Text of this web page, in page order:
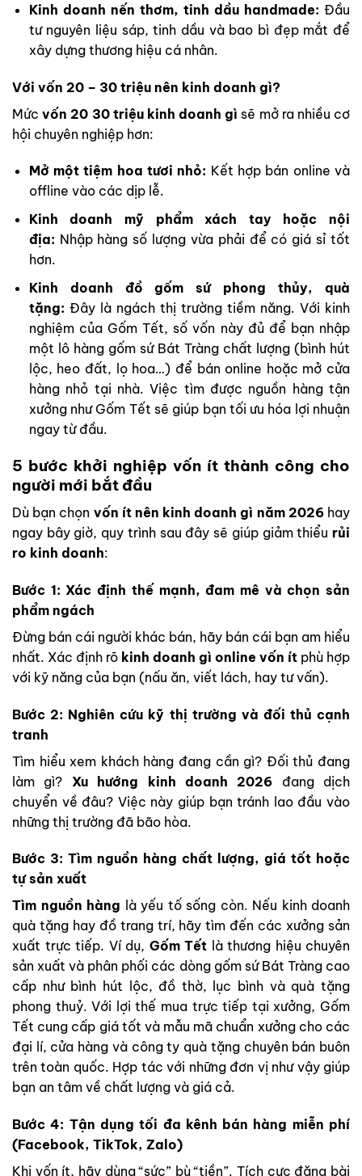
Kinh doanh nến thơm, tinh dầu handmade: Đầu
tư nguyên liệu sáp, tinh dầu và bao bì đẹp mắt để
xây dựng thương hiệu cá nhân.
Với vốn 20 – 30 triệu nên kinh doanh gì?
Mứcvốn 20 30 triệu kinh doanh gì sẽ mở ra nhiều cơ
hội chuyên nghiệp hơn:
Mở một tiệm hoa tươi nhỏ: Kết hợp bán online và
offline vào các dịp lễ.
Kinh doanh mỹ phẩm xách tay hoặc nội
địa: Nhập hàng số lượng vừa phải để có giá sỉ tốt
hơn.
Kinh doanh đồ gốm sứ phong thủy, quà
tặng: Đây là ngách thị trường tiềm năng. Với kinh
nghiệm của Gốm Tết, số vốn này đủ để bạn nhập
một lô hàng gốm sứ Bát Tràng chất lượng (bình hút
lộc, heo đất, lọ hoa…) để bán online hoặc mở cửa
hàng nhỏ tại nhà. Việc tìm được nguồn hàng tận
xưởng như Gốm Tết sẽ giúp bạn tối ưu hóa lợi nhuận
ngay từ đầu.
5 bước khởi nghiệp vốn ít thành công cho
người mới bắt đầu
Dù bạn chọn vốn ít nên kinh doanh gì năm 2026hay
ngay bây giờ, quy trình sau đây sẽ giúp giảm thiểu rủi
ro kinh doanh:
Bước 1: Xác định thế mạnh, đam mê và chọn sản
phẩm ngách
Đừng bán cái người khác bán, hãy bán cái bạn am hiểu
nhất. Xác định rõ kinh doanh gì online vốn ít phù hợp
với kỹ năng của bạn (nấu ăn, viết lách, hay tư vấn).
Bước 2: Nghiên cứu kỹ thị trường và đối thủ cạnh
tranh
Tìm hiểu xem khách hàng đang cần gì? Đối thủ đang
làm gì? Xu hướng kinh doanh 2026 đang dịch
chuyển về đâu? Việc này giúp bạn tránh lao đầu vào
những thị trường đã bão hòa.
Bước 3: Tìm nguồn hàng chất lượng, giá tốt hoặc
tự sản xuất
Tìm nguồn hàng là yếu tố sống còn. Nếu kinh doanh
quà tặng hay đồ trang trí, hãy tìm đến các xưởng sản
xuất trực tiếp. Ví dụ, Gốm Tết là thương hiệu chuyên
sản xuất và phân phối các dòng gốm sứ Bát Tràng cao
cấp như bình hút lộc, đồ thờ, lục bình và quà tặng
phong thuỷ. Với lợi thế mua trực tiếp tại xưởng, Gốm
Tết cung cấp giá tốt và mẫu mã chuẩn xưởng cho các
đại lí, cửa hàng và công ty quà tặng chuyên bán buôn
trên toàn quốc. Hợp tác với những đơn vị như vậy giúp
bạn an tâm về chất lượng và giá cả.
Bước 4: Tận dụng tối đa kênh bán hàng miễn phí
(Facebook, TikTok, Zalo)
Khi vốn ít, hãy dùng “sức” bù “tiền”. Tích cực đăng bài